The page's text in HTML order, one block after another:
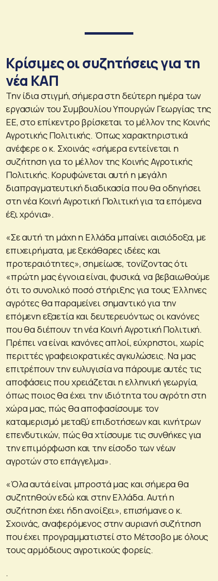
Κρίσιμες οι συζητήσεις για τη
νέα ΚΑΠ
Την ίδια στιγμή, σήμερα στη δεύτερη ημέρα των
εργασιών του Συμβουλίου Υπουργών Γεωργίας της
ΕΕ, στο επίκεντρο βρίσκεται το μέλλον της Κοινής
Αγροτικής Πολιτικής. Όπως χαρακτηριστικά
ανέφερε ο κ. Σχοινάς «σήμερα εντείνεται η
συζήτηση για το μέλλον της Κοινής Αγροτικής
Πολιτικής. Κορυφώνεται αυτή η μεγάλη
διαπραγματευτική διαδικασία που θα οδηγήσει
στη νέα Κοινή Αγροτική Πολιτική για τα επόμενα
έξι χρόνια».
«Σε αυτή τη μάχη η Ελλάδα μπαίνει αισιόδοξα, με
επιχειρήματα, με ξεκάθαρες ιδέες και
προτεραιότητες», σημείωσε, τονίζοντας ότι
«πρώτη μας έγνοια είναι, φυσικά, να βεβαιωθούμε
ότι το συνολικό ποσό στήριξης για τους Έλληνες
αγρότες θα παραμείνει σημαντικό για την
επόμενη εξαετία και δευτερευόντως οι κανόνες
που θα διέπουν τη νέα Κοινή Αγροτική Πολιτική.
Πρέπει να είναι κανόνες απλοί, εύχρηστοι, χωρίς
περιττές γραφειοκρατικές αγκυλώσεις. Να μας
επιτρέπουν την ευλυγισία να πάρουμε αυτές τις
αποφάσεις που χρειάζεται η ελληνική γεωργία,
όπως ποιος θα έχει την ιδιότητα του αγρότη στη
χώρα μας, πώς θα αποφασίσουμε τον
καταμερισμό μεταξύ επιδοτήσεων και κινήτρων
επενδυτικών, πώς θα χτίσουμε τις συνθήκες για
την επιμόρφωση και την είσοδο των νέων
αγροτών στο επάγγελμα».
«Όλα αυτά είναι μπροστά μας και σήμερα θα
συζητηθούν εδώ και στην Ελλάδα. Αυτή η
συζήτηση έχει ήδη ανοίξει», επισήμανε ο κ.
Σχοινάς, αναφερόμενος στην αυριανή συζήτηση
που έχει προγραμματιστεί στο Μέτσοβο με όλους
τους αρμόδιους αγροτικούς φορείς.
.